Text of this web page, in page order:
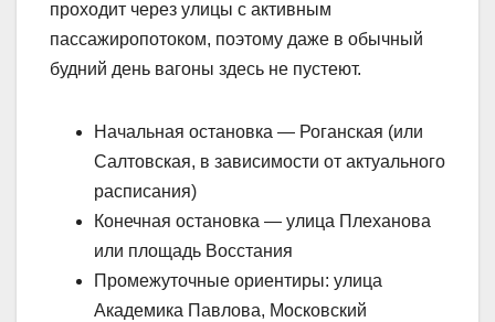
проходит через улицы с активным
пассажиропотоком, поэтому даже в обычный
будний день вагоны здесь не пустеют.
Начальная остановка — Роганская (или
Салтовская, в зависимости от актуального
расписания)
Конечная остановка — улица Плеханова
или площадь Восстания
Промежуточные ориентиры: улица
Академика Павлова, Московский